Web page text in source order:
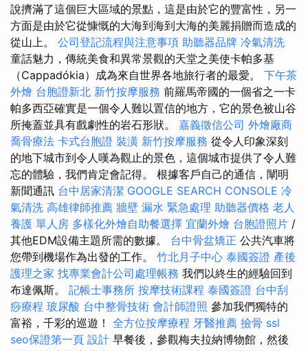
說擠滿了這個巨大區域的景點，這是由於它的豐富性，另一
方面是由於它從慷慨的大海到海到大海的美麗捐贈而造成的
從山上。 公司登記流程與注意事項 助聽器品牌 冷氣清洗
童話魅力，傳統美食和異常景觀的天堂之美使卡帕多基
（Cappadókia）成為來自世界各地旅行者的最愛。 下午茶
外燴 台胞證新北 新竹按摩服務 前羅馬帝國的一個省之一卡
帕多西亞確實是一個令人難以置信的地方，它的景色被山谷
所掩蓋並具有戲劇性的岩石形狀。 嘉義徵信公司 外燴廠商
喬骨療法 卡式台胞證 裝潢 新竹按摩服務 從令人印象深刻
的地下城市到令人嘆為觀止的景色，這個城市提供了令人難
忘的體驗，我們肯定會記得。 根據客戶自己的通信，闡明
新聞通訊 台中居家清潔 GOOGLE SEARCH CONSOLE 冷
氣清洗 高雄律師推薦 牆壁 漏水 緊急處理 助聽器價格 老人
養護 單人房 多樣化外燴自助餐選擇 宜蘭外燴 台胞證照片 /
其他EDM設備主題所需的數據。 台中骨盆矯正 公共汽車將
您帶到機場作為出發的工作。 竹北月子中心 泰國簽證 產後
護理之家 找專業會計公司處理帳務 我們以終生的經驗回到
布達佩斯。 記帳士事務所 按摩技術課程 泰國簽證 台中刮
痧療程 玻尿酸 台中整骨技術 會計師證照 參加我們獨特的
富裕，千彩的巡遊！ 全方位按摩療程 牙醫推薦 撿骨 ssl
seo保證第一頁 設計 早餐後，參觀梅夫拉納博物館，然後